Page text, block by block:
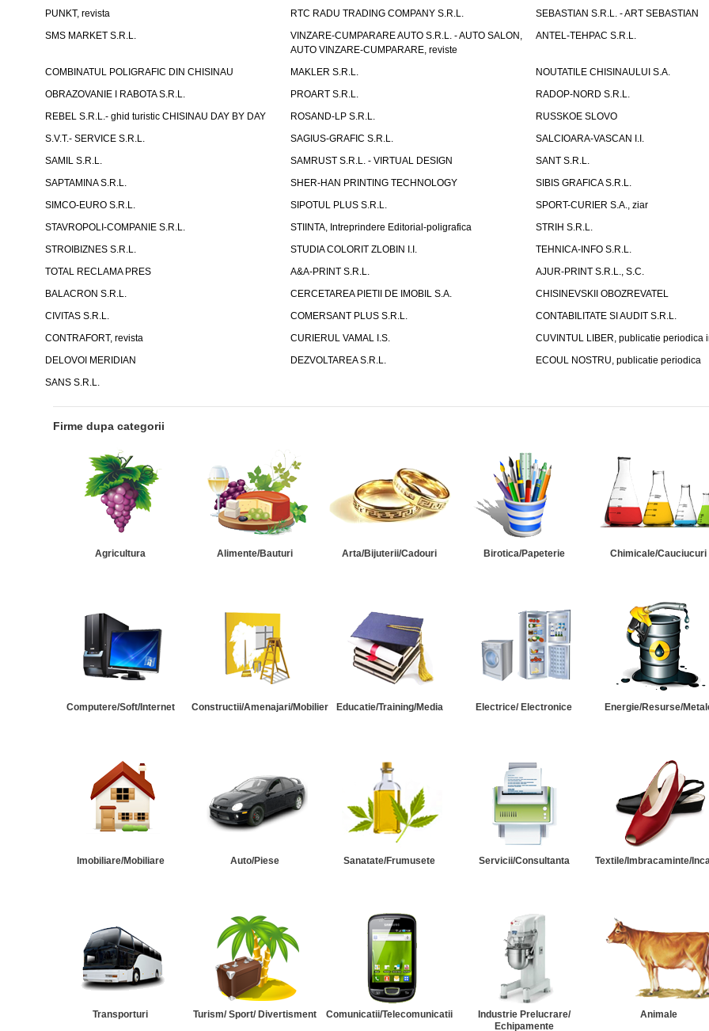
PUNKT, revista
RTC RADU TRADING COMPANY S.R.L.
SEBASTIAN S.R.L. - ART SEBASTIAN
SMS MARKET S.R.L.
VINZARE-CUMPARARE AUTO S.R.L. - AUTO SALON,
AUTO VINZARE-CUMPARARE, reviste
ANTEL-TEHPAC S.R.L.
COMBINATUL POLIGRAFIC DIN CHISINAU MAKLER S.R.L.
NOUTATILE CHISINAULUI S.A.
OBRAZOVANIE I RABOTA S.R.L.
PROART S.R.L.
RADOP-NORD S.R.L.
REBEL S.R.L.- ghid turistic CHISINAU DAY BY DAY
ROSAND-LP S.R.L.
RUSSKOE SLOVO
S.V.T.- SERVICE S.R.L.
SAGIUS-GRAFIC S.R.L.
SALCIOARA-VASCAN I.I.
SAMIL S.R.L.
SAMRUST S.R.L. - VIRTUAL DESIGN
SANT S.R.L.
SAPTAMINA S.R.L.
SHER-HAN PRINTING TECHNOLOGY
SIBIS GRAFICA S.R.L.
SIMCO-EURO S.R.L.
SIPOTUL PLUS S.R.L.
SPORT-CURIER S.A., ziar
STAVROPOLI-COMPANIE S.R.L.
STIINTA, Intreprindere Editorial-poligrafica
STRIH S.R.L.
STROIBIZNES S.R.L.
STUDIA COLORIT ZLOBIN I.I.
TEHNICA-INFO S.R.L.
TOTAL RECLAMA PRES
A&A-PRINT S.R.L.
AJUR-PRINT S.R.L., S.C.
BALACRON S.R.L.
CERCETAREA PIETII DE IMOBIL S.A.
CHISINEVSKII OBOZREVATEL
CIVITAS S.R.L.
COMERSANT PLUS S.R.L.
CONTABILITATE SI AUDIT S.R.L.
CONTRAFORT, revista
CURIERUL VAMAL I.S.
CUVINTUL LIBER, publicatie periodica
DELOVOI MERIDIAN
DEZVOLTAREA S.R.L.
ECOUL NOSTRU, publicatie periodica
SANS S.R.L.
Firme dupa categorii
Agricultura Alimente/Bauturi Arta/Bijuterii/Cadouri Birotica/Papeterie Chimicale/Cauciucuri
Computere/Soft/Internet Constructii/Amenajari/Mobilier Educatie/Training/Media Electrice/ Electronice Energie/Resurse/
Imobiliare/Mobiliare Auto/Piese Sanatate/Frumusete Servicii/Consultanta Textile/Imbracaminte/
Transporturi Turism/ Sport/ Divertisment Comunicatii/Telecomunicatii
Industrie Prelucrare/
Echipamente
Animale